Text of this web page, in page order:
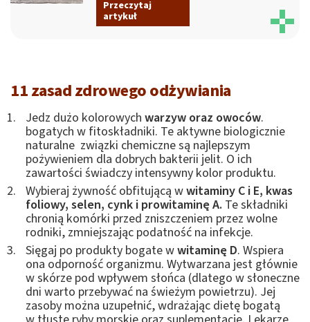
Przeczytaj
artykuł
11 zasad zdrowego odżywiania
Jedz dużo kolorowych warzyw oraz owoców.
bogatych w fitoskładniki. Te aktywne biologicznie
naturalne związki chemiczne są najlepszym
pożywieniem dla dobrych bakterii jelit. O ich
zawartości świadczy intensywny kolor produktu.
Wybieraj żywność obfitującą wwitaminy C i E, kwas
foliowy, selen, cynk i prowitaminę A. Te składniki
chronią komórki przed zniszczeniem przez wolne
rodniki, zmniejszając podatność na infekcje.
Sięgaj po produkty bogate wwitaminę D. Wspiera
ona odporność organizmu. Wytwarzana jest głównie
w skórze pod wpływem słońca (dlatego w słoneczne
dni warto przebywać na świeżym powietrzu). Jej
zasoby można uzupełnić, wdrażając dietę bogatą